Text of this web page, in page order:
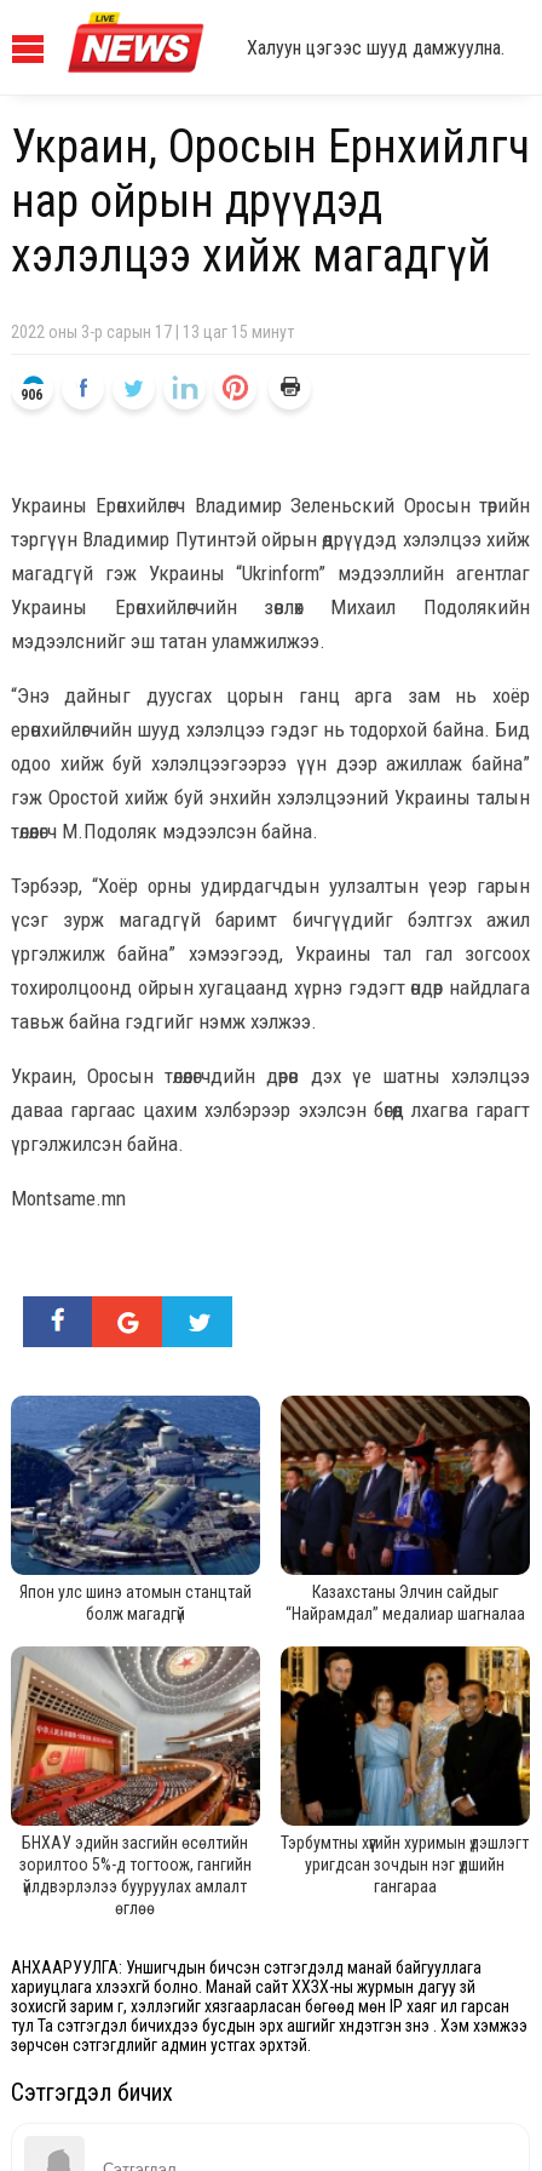
Халуун цэгээс шууд дамжуулна.
Украин, Оросын Ерөнхийлөгч
нар ойрын өдрүүдэд
хэлэлцээ хийж магадгүй
2022 оны 3-р сарын 17 | 13 цаг 15 минут
906
Украины Ерөнхийлөгч Владимир Зеленьский Оросын төрийн
тэргүүн Владимир Путинтэй ойрын өдрүүдэд хэлэлцээ хийж
магадгүй гэж Украины “Ukrinform” мэдээллийн агентлаг
Украины Ерөнхийлөгчийн зөвлөх Михаил Подолякийн
мэдээлснийг эш татан уламжилжээ.
“Энэ дайныг дуусгах цорын ганц арга зам нь хоёр
ерөнхийлөгчийн шууд хэлэлцээ гэдэг нь тодорхой байна. Бид
одоо хийж буй хэлэлцээгээрээ үүн дээр ажиллаж байна”
гэж Оростой хийж буй энхийн хэлэлцээний Украины талын
төлөөлөгч М.Подоляк мэдээлсэн байна.
Тэрбээр, “Хоёр орны удирдагчдын уулзалтын үеэр гарын
үсэг зурж магадгүй баримт бичгүүдийг бэлтгэх ажил
үргэлжилж байна” хэмээгээд, Украины тал гал зогсоох
тохиролцоонд ойрын хугацаанд хүрнэ гэдэгт өндөр найдлага
тавьж байна гэдгийг нэмж хэлжээ.
Украин, Оросын төлөөлөгчдийн дөрөв дэх үе шатны хэлэлцээ
даваа гаргаас цахим хэлбэрээр эхэлсэн бөгөөд лхагва гарагт
үргэлжилсэн байна.
Montsame.mn
Япон улс шинэ атомын станцтай
болж магадгүй
Казахстаны Элчин сайдыг
“Найрамдал” медалиар шагналаа
БНХАУ эдийн засгийн өсөлтийн
зорилтоо 5%-д тогтоож, гангийн
үйлдвэрлэлээ бууруулах амлалт
өглөө
Тэрбумтны хүүгийн хуримын үдэшлэгт
уригдсан зочдын нэг үдшийн
гангараа
АНХААРУУЛГА: Уншигчдын бичсэн сэтгэгдэлд манай байгууллага
хариуцлага хүлээхгүй болно. Манай сайт ХХЗХ-ны журмын дагуу зүй
зохисгүй зарим үг, хэллэгийг хязгаарласан бөгөөд мөн IP хаяг ил гарсан
тул Та сэтгэгдэл бичихдээ бусдын эрх ашгийг хүндэтгэн үзнэ үү. Хэм хэмжээ
зөрчсөн сэтгэгдлийг админ устгах эрхтэй.
Сэтгэгдэл бичих